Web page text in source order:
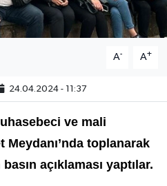
A- A+
24.04.2024 - 11:37
ve mali
toplanarak
açıklaması yaptılar.